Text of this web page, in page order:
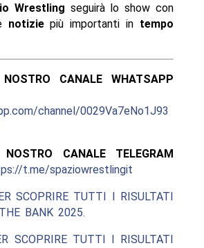
Wrestling seguirà lo show con
notiziepiù importanti in tempo
CANALE WHATSAPP
channel/0029Va7eNo1J93
CANALE TELEGRAM
t.me/spaziowrestlingit
SCOPRIRE TUTTI I RISULTATI
BANK 2025.
SCOPRIRE TUTTI I RISULTATI